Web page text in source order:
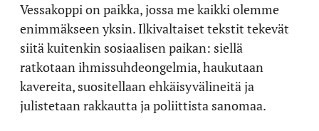
Vessakoppi on paikka, jossa me kaikki olemme
enimmäkseen yksin. Ilkivaltaiset tekstit tekevät
siitä kuitenkin sosiaalisen paikan: siellä
ratkotaan ihmissuhdeongelmia, haukutaan
kavereita, suositellaan ehkäisyvälineitä ja
julistetaan rakkautta ja poliittista sanomaa.